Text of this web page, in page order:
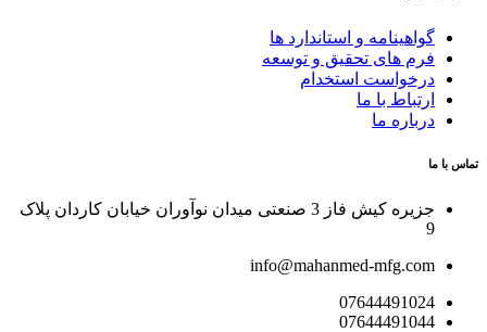
گواهینامه و استاندارد ها
فرم های تحقیق و توسعه
درخواست استخدام
ارتباط با ما
درباره ما
تماس با ما
جزیره کیش فاز 3 صنعتی میدان نوآوران خیابان کاردان پلاک
9
info@mahanmed-mfg.com
07644491024
07644491044